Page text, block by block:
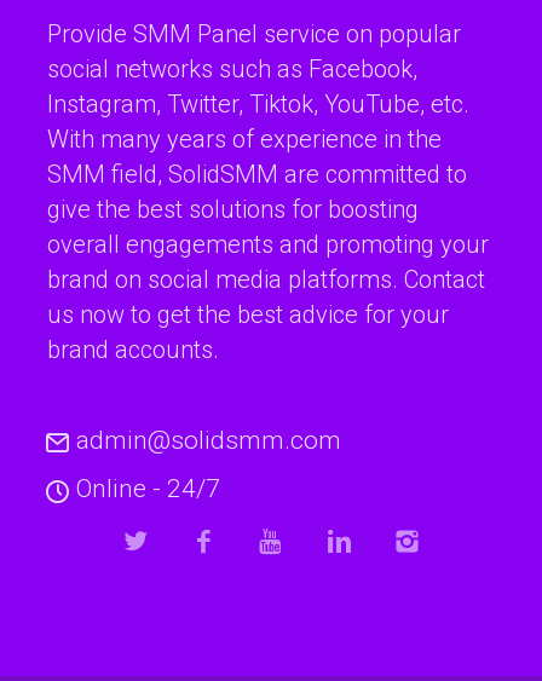
Provide SMM Panel service on popular
social networks such as Facebook,
Instagram, Twitter, Tiktok, YouTube, etc.
With many years of experience in the
SMM field, SolidSMM are committed to
give the best solutions for boosting
overall engagements and promoting your
brand on social media platforms. Contact
us now to get the best advice for your
brand accounts.
admin@solidsmm.com
Online - 24/7